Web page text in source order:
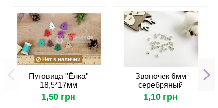
Нет в наличии
Пуговица "Ёлка"
18,5*17мм
1,50 грн
Звоночек 6мм
серебряный
1,10 грн